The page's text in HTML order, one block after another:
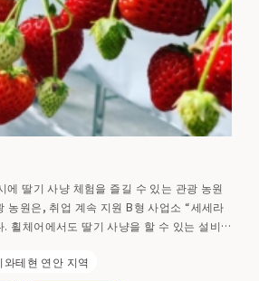
에 딸기 사냥 체험을 즐길 수 있는 관광 농원
농원은, 취업 계속 지원 B형 사업소 “세세라
휠체어에서도 딸기 사냥을 할 수 있는 설비
요.
와테현 연안 지역